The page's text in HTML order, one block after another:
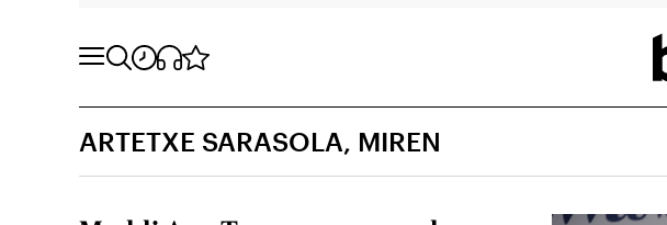
ARTETXE SARASOLA, MIREN